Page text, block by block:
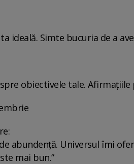
ideală. Simte bucuria de a
obiectivele tale.
abundență. Universul îmi
mai bun.”